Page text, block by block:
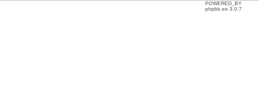
POWERED_BY
phpbb.ee 3.0.7